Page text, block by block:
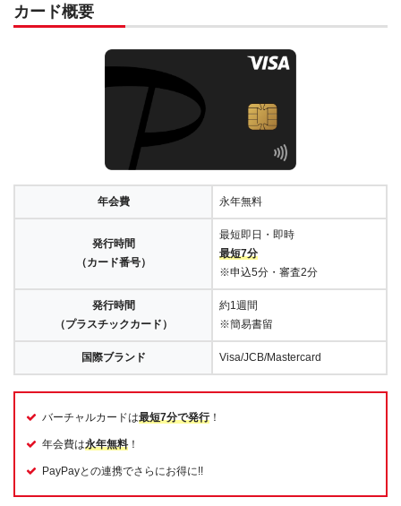
カード概要
年会費 永年無料
発行時間
（カード番号）
最短即日・即時
最短7分
※申込5分・審査2分
発行時間
（プラスチックカード）
約1週間
※簡易書留
国際ブランド Visa/JCB/Mastercard
バーチャルカードは最短7分で発行！
年会費は永年無料 ！
PayPayとの連携でさらにお得に!!